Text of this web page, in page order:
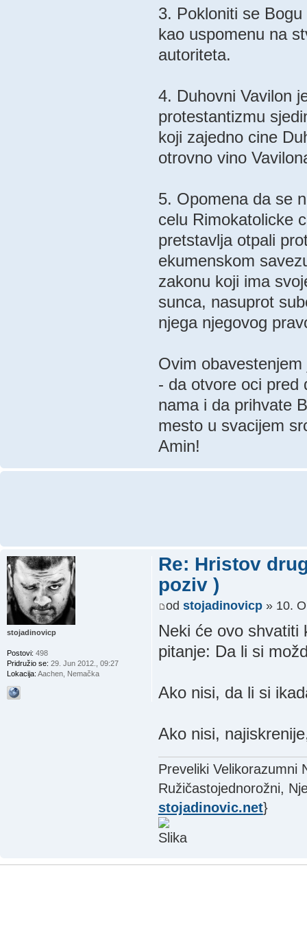
3. Pokloniti se
kao uspomenu na
autoriteta.
4. Duhovni Vavilon
protestantizmu
koji zajedno cine
otrovno vino
5. Opomena da se
celu Rimokatolicke
pretstavlja otpali
ekumenskom
zakonu koji ima
sunca, nasuprot
njega njegovog
Ovim
- da otvore oci pred
nama i da prihvate
mesto u svacijem
Amin!
Re: Hristov
poziv )
od stojadinovicp» 10.
Neki će ovo shvatiti
pitanje: Da li si
Ako nisi, da li si
Ako nisi,
Preveliki Velikorazumni
Ružičastojednorožni,
stojadinovic.net}
stojadinovicp
Postovi: 498
Pridružio se: 29. Jun 2012., 09:27
Lokacija: Aachen, Nemačka